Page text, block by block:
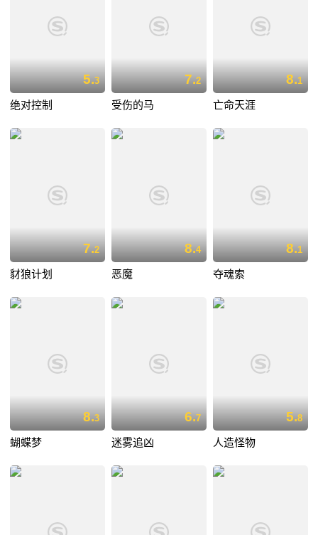
5.3
绝对控制
7.2
受伤的马
8.1
亡命天涯
7.2
豺狼计划
8.4
恶魔
8.1
夺魂索
8.3
蝴蝶梦
6.7
迷雾追凶
5.8
人造怪物